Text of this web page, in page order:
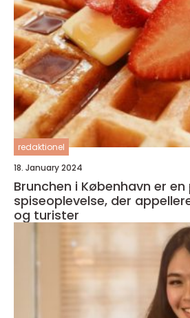
redaktionel
18. January 2024
Brunchen i København er
spiseoplevelse, der
og turister